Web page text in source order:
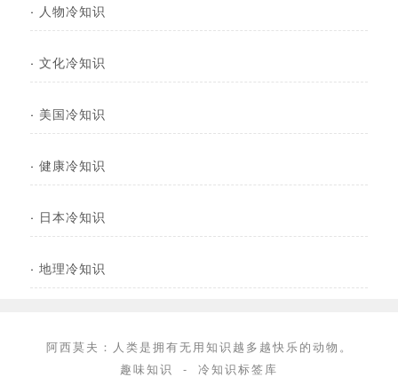
· 人物冷知识
· 文化冷知识
· 美国冷知识
· 健康冷知识
· 日本冷知识
· 地理冷知识
阿西莫夫：人类是拥有无用知识越多越快乐的动物。
趣味知识
- 冷知识标签库